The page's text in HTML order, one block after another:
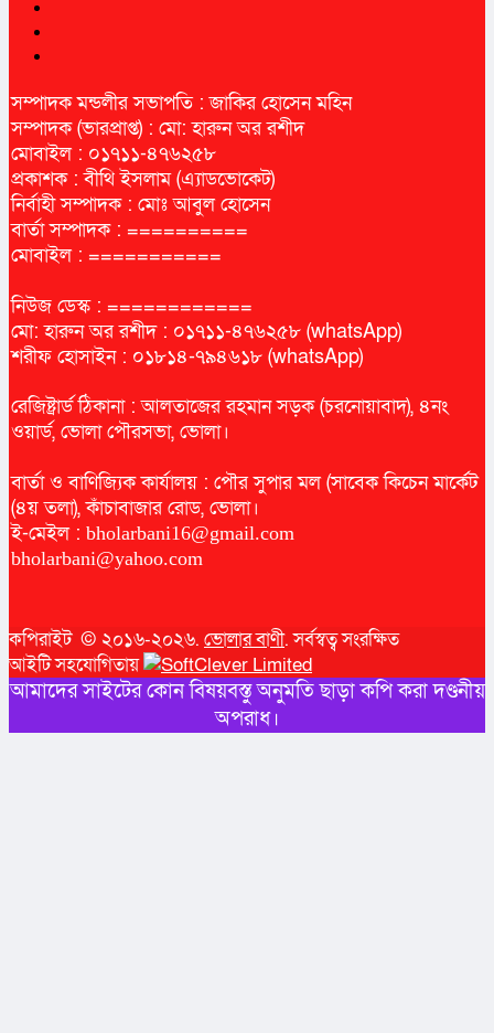
সম্পাদক মন্ডলীর সভাপতি : জাকির হোসেন মহিন
সম্পাদক (ভারপ্রাপ্ত) : মো: হারুন অর রশীদ
মোবাইল : ০১৭১১-৪৭৬২৫৮
প্রকাশক : বীথি ইসলাম (এ্যাডভোকেট)
নির্বাহী সম্পাদক : মোঃ আবুল হোসেন
বার্তা সম্পাদক : ==========
মোবাইল : ===========
নিউজ ডেস্ক : ============
মো: হারুন অর রশীদ : ০১৭১১-৪৭৬২৫৮ (whatsApp)
শরীফ হোসাইন : ০১৮১৪-৭৯৪৬১৮ (whatsApp)
রেজিষ্ট্রার্ড ঠিকানা : আলতাজের রহমান সড়ক (চরনোয়াবাদ), ৪নং
ওয়ার্ড, ভোলা পৌরসভা, ভোলা।
বার্তা ও বাণিজ্যিক কার্যালয় : পৌর সুপার মল (সাবেক কিচেন মার্কেট
(৪য় তলা), কাঁচাবাজার রোড, ভোলা।
ই-মেইল : bholarbani16@gmail.com
bholarbani@yahoo.com
কপিরাইট © ২০১৬-২০২৬. ভোলার বাণী. সর্বস্বত্ব সংরক্ষিত
আইটি সহযোগিতায়
আমাদের সাইটের কোন বিষয়বস্তু অনুমতি ছাড়া কপি করা দণ্ডনীয়
অপরাধ।